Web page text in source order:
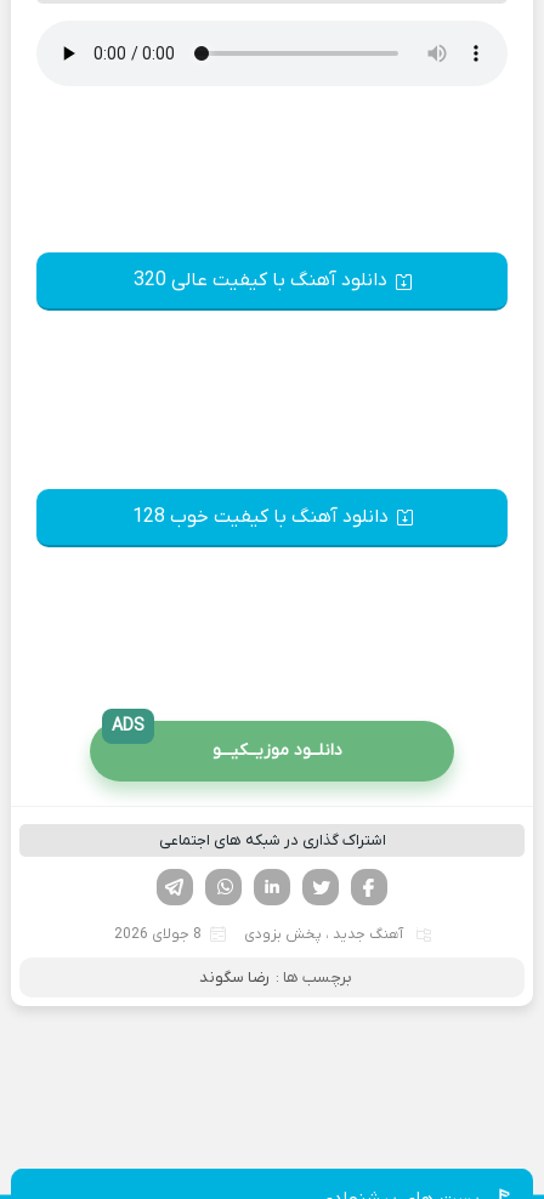
دانلود آهنگ با کیفیت عالی 320
دانلود آهنگ با کیفیت خوب 128
دانلــود موزیــکیـــو
ADS
اشتراک گذاری در شبکه های اجتماعی
لینکدین تویتر
فیسوک
آهنگ جدید ، پخش بزودی 8 جولای 2026
برچسب ها : رضا سگوند